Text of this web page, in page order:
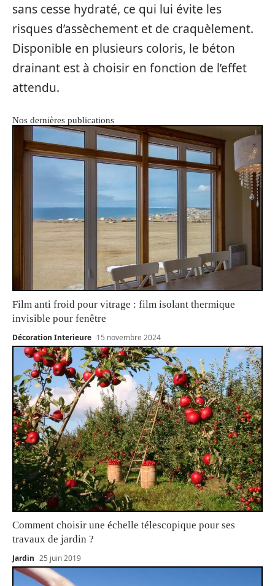
sans cesse hydraté, ce qui lui évite les
risques d’assèchement et de craquèlement.
Disponible en plusieurs coloris, le béton
drainant est à choisir en fonction de l’effet
attendu.
Nos dernières publications
Film anti froid pour vitrage : film isolant thermique
invisible pour fenêtre
Décoration Interieure 15 novembre 2024
Comment choisir une échelle télescopique pour ses
travaux de jardin ?
Jardin 25 juin 2019